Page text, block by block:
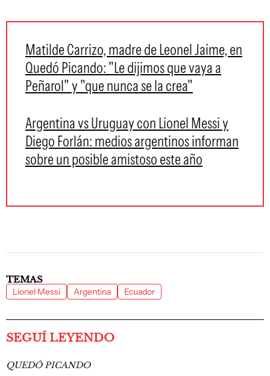
Matilde Carrizo, madre de Leonel Jaime, en
Quedó Picando: "Le dijimos que vaya a
Peñarol" y "que nunca se la crea"
Argentina vs Uruguay con Lionel Messi y
Diego Forlán: medios argentinos informan
sobre un posible amistoso este año
TEMAS
Lionel Messi Argentina Ecuador
SEGUÍ LEYENDO
QUEDÓ PICANDO